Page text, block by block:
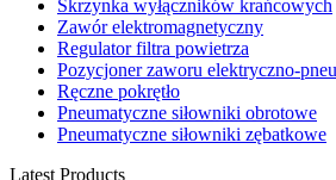
Skrzynka wyłączników krańcowych
Zawór elektromagnetyczny
Regulator filtra powietrza
Pozycjoner zaworu elektryczno-
Ręczne pokrętło
Pneumatyczne siłowniki obrotowe
Pneumatyczne siłowniki zębatkowe
Latest Products